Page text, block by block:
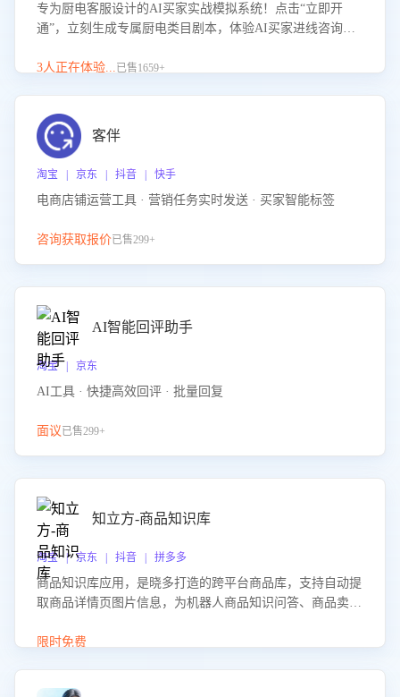
专为厨电客服设计的AI买家实战模拟系统！点击“立即开
通”，立刻生成专属厨电类目剧本，体验AI买家进线咨询真
实场景应对技巧！
3人正在体验...已售1659+
客伴
淘宝 | 京东 | 抖音 | 快手
电商店铺运营工具 · 营销任务实时发送 · 买家智能标签
咨询获取报价已售299+
AI智能回评助手
淘宝 | 京东
AI工具 · 快捷高效回评 · 批量回复
面议已售299+
知立方-商品知识库
淘宝 | 京东 | 抖音 | 拼多多
商品知识库应用，是晓多打造的跨平台商品库，支持自动提
取商品详情页图片信息，为机器人商品知识问答、商品卖点
限时免费